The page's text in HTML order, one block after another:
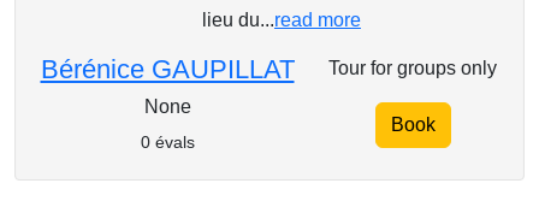
lieu du...read more
Bérénice GAUPILLAT
None
0 évals
Tour for groups only
Book